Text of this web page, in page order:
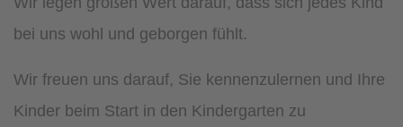
bei uns wohl und geborgen fühlt.
Wir freuen uns darauf, Sie kennenzulernen und Ihre
Kinder beim Start in den Kindergarten zu